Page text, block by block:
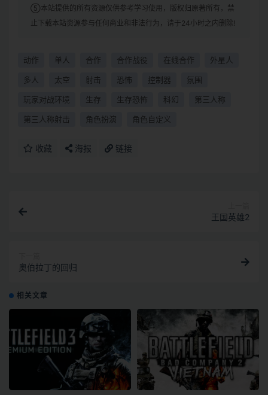
⑤本站提供的所有资源仅供参考学习使用，版权归原著所有，禁
止下载本站资源参与任何商业和非法行为，请于24小时之内删除!
动作 单人 合作 合作战役 在线合作 外星人
多人 太空 射击 恐怖 控制器 氛围
玩家对战环境 生存 生存恐怖 科幻 第三人称
第三人称射击 角色扮演 角色自定义
收藏 海报 链接
王国英雄2
奥伯拉丁的回归
相关文章